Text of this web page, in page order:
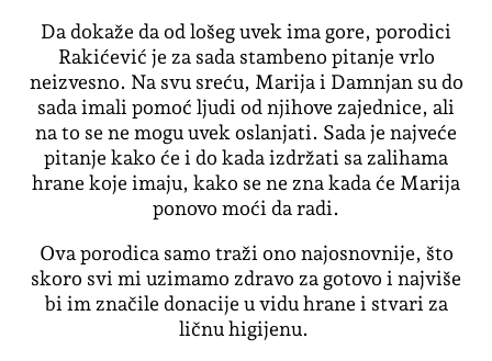
Da dokaže da od lošeg uvek ima gore, porodici
Rakićević je za sada stambeno pitanje vrlo
neizvesno. Na svu sreću, Marija i Damnjan su do
sada imali pomoć ljudi od njihove zajednice, ali
na to se ne mogu uvek oslanjati. Sada je najveće
pitanje kako će i do kada izdržati sa zalihama
hrane koje imaju, kako se ne zna kada će Marija
ponovo moći da radi.
Ova porodica samo traži ono najosnovnije, što
skoro svi mi uzimamo zdravo za gotovo i najviše
bi im značile donacije u vidu hrane i stvari za
ličnu higijenu.